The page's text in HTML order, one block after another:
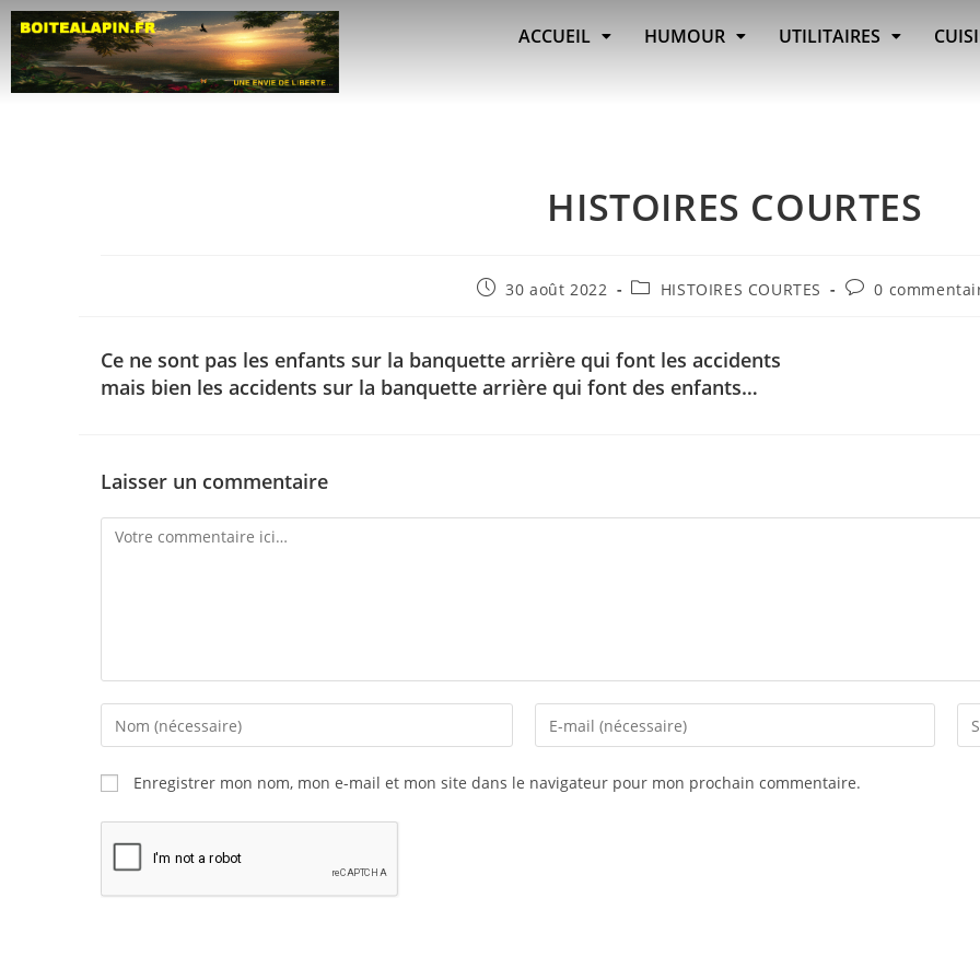
ACCUEIL HUMOUR UTILITAIRES
HISTOIRES COURTES
30 août 2022 HISTOIRES COURTES 0
Ce ne sont pas les enfants sur la banquette arrière qui font les accidents
mais bien les accidents sur la banquette arrière qui font des enfants…
Laisser un commentaire
Enregistrer mon nom, mon e-mail et mon site dans le navigateur pour mon prochain commentaire.